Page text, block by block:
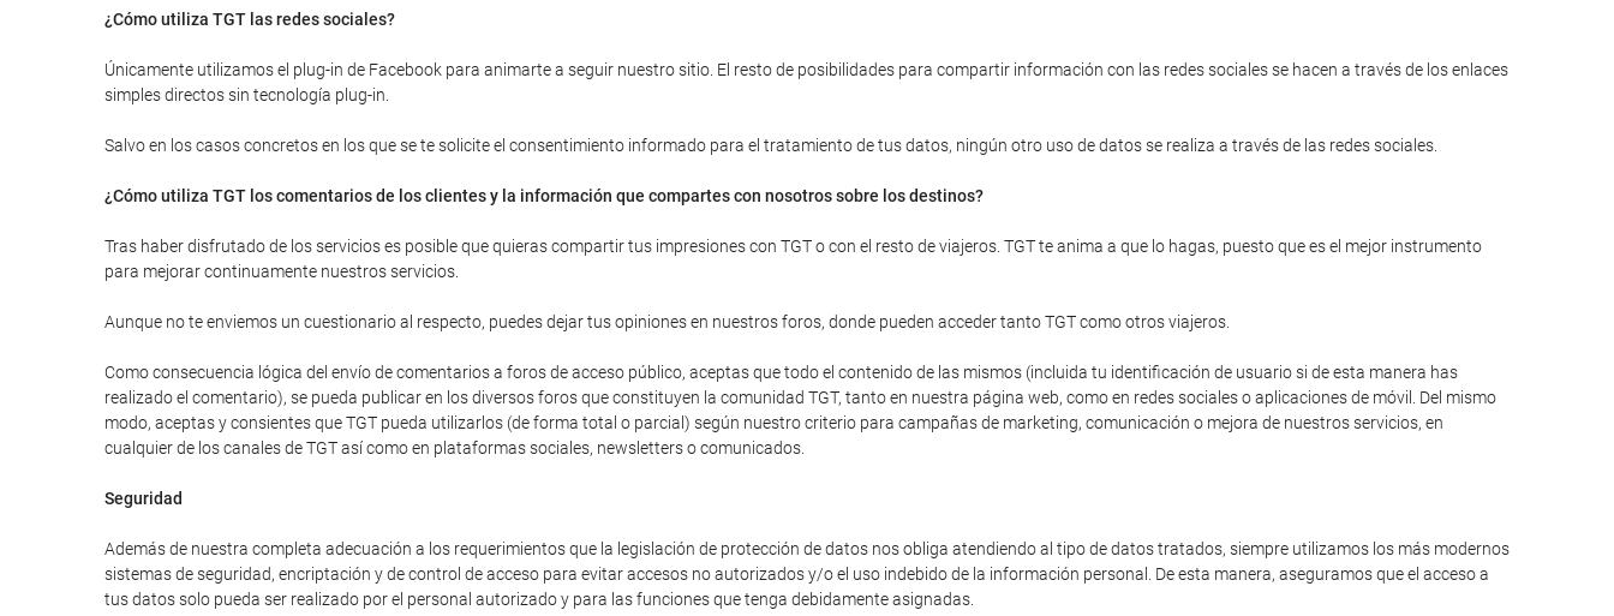
¿Cómo utiliza TGT las redes sociales?
Únicamente utilizamos el plug-in de Facebook para animarte a seguir nuestro sitio. El resto de posibilidades para compartir información con las redes sociales se hacen a través de los enlaces
simples directos sin tecnología plug-in.
Salvo en los casos concretos en los que se te solicite el consentimiento informado para el tratamiento de tus datos, ningún otro uso de datos se realiza a través de las redes sociales.
¿Cómo utiliza TGT los comentarios de los clientes y la información que compartes con nosotros sobre los destinos?
Tras haber disfrutado de los servicios es posible que quieras compartir tus impresiones con TGT o con el resto de viajeros. TGT te anima a que lo hagas, puesto que es el mejor instrumento
para mejorar continuamente nuestros servicios.
Aunque no te enviemos un cuestionario al respecto, puedes dejar tus opiniones en nuestros foros, donde pueden acceder tanto TGT como otros viajeros.
Como consecuencia lógica del envío de comentarios a foros de acceso público, aceptas que todo el contenido de las mismos (incluida tu identificación de usuario si de esta manera has
realizado el comentario), se pueda publicar en los diversos foros que constituyen la comunidad TGT, tanto en nuestra página web, como en redes sociales o aplicaciones de móvil. Del mismo
modo, aceptas y consientes que TGT pueda utilizarlos (de forma total o parcial) según nuestro criterio para campañas de marketing, comunicación o mejora de nuestros servicios, en
cualquier de los canales de TGT así como en plataformas sociales, newsletters o comunicados.
Seguridad
Además de nuestra completa adecuación a los requerimientos que la legislación de protección de datos nos obliga atendiendo al tipo de datos tratados, siempre utilizamos los más modernos
sistemas de seguridad, encriptación y de control de acceso para evitar accesos no autorizados y/o el uso indebido de la información personal. De esta manera, aseguramos que el acceso a
tus datos solo pueda ser realizado por el personal autorizado y para las funciones que tenga debidamente asignadas.